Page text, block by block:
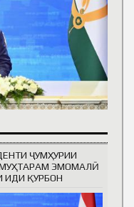
ҶУМҲУРИИ
ЭМОМАЛӢ
ИДИ ҚУРБОН